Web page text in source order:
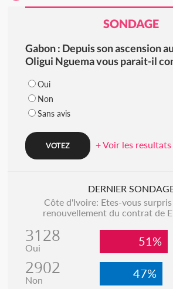
SONDAGE
Gabon : Depuis son ascension
Oligui Nguema vous parait-il
Oui
Non
Sans avis
+ Voir les resultats
DERNIER
Côte d'Ivoire: Etes-vous
renouvellement du contrat de
3128
Oui 51%
2902
Non 47%